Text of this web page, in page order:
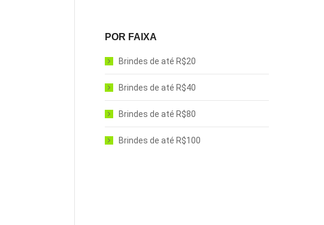
POR FAIXA
Brindes de até R$20
Brindes de até R$40
Brindes de até R$80
Brindes de até R$100